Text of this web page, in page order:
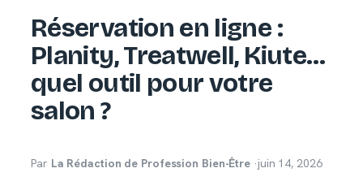
Réservation en ligne :
Planity, Treatwell, Kiute…
quel outil pour votre
salon ?
Par La Rédaction de Profession Bien-Être ·juin 14, 2026